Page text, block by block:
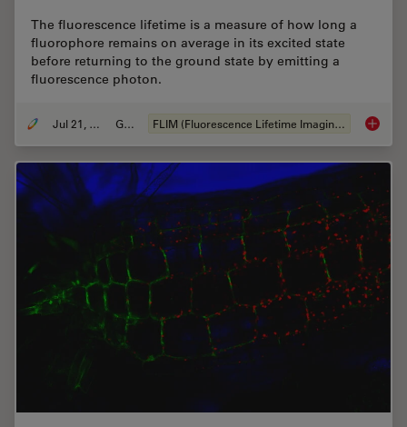
The fluorescence lifetime is a measure of how long a
fluorophore remains on average in its excited state
before returning to the ground state by emitting a
fluorescence photon.
Jul 21, 2022 Guia FLIM (Fluorescence Lifetime Imaging Microscopy) A